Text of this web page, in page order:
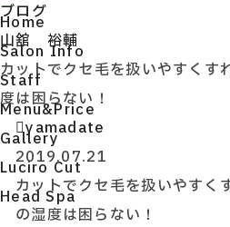
Home
Salon Info
Staff
Menu&Price
Gallery
Luciro Cut
Head Spa
ブログ
山舘 裕輔
カットでクセ毛を扱いやすくす
度は困らない！
yamadate
2019.07.21
カットでクセ毛を扱いやすく
の湿度は困らない！